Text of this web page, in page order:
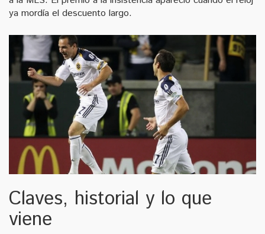
ya mordía el descuento largo.
Claves, historial y lo que
viene